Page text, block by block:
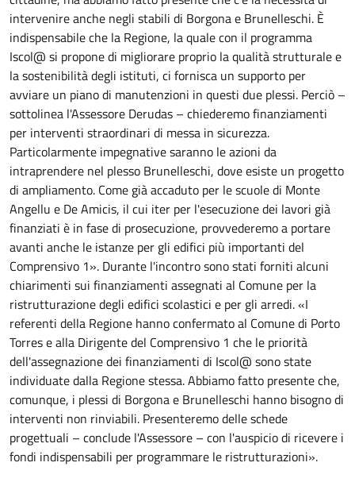
intervenire anche negli stabili di Borgona e Brunelleschi. È
indispensabile che la Regione, la quale con il programma
Iscol@ si propone di migliorare proprio la qualità strutturale e
la sostenibilità degli istituti, ci fornisca un supporto per
avviare un piano di manutenzioni in questi due plessi. Perciò –
sottolinea l'Assessore Derudas – chiederemo finanziamenti
per interventi straordinari di messa in sicurezza.
Particolarmente impegnative saranno le azioni da
intraprendere nel plesso Brunelleschi, dove esiste un progetto
di ampliamento. Come già accaduto per le scuole di Monte
Angellu e De Amicis, il cui iter per l'esecuzione dei lavori già
finanziati è in fase di prosecuzione, provvederemo a portare
avanti anche le istanze per gli edifici più importanti del
Comprensivo 1». Durante l'incontro sono stati forniti alcuni
chiarimenti sui finanziamenti assegnati al Comune per la
ristrutturazione degli edifici scolastici e per gli arredi. «I
referenti della Regione hanno confermato al Comune di Porto
Torres e alla Dirigente del Comprensivo 1 che le priorità
dell'assegnazione dei finanziamenti di Iscol@ sono state
individuate dalla Regione stessa. Abbiamo fatto presente che,
comunque, i plessi di Borgona e Brunelleschi hanno bisogno di
interventi non rinviabili. Presenteremo delle schede
progettuali – conclude l'Assessore – con l'auspicio di ricevere i
fondi indispensabili per programmare le ristrutturazioni».